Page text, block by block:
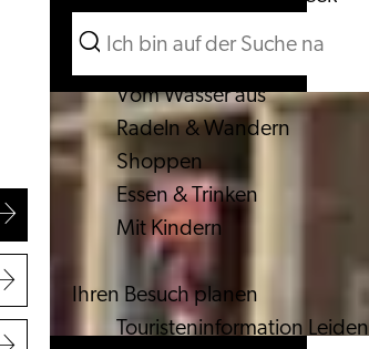
Menü
Suchen
Vom Wasser aus
Radeln & Wandern
Shoppen
Essen & Trinken
Mit Kindern
Ihren Besuch planen
Touristeninformation Leiden
Suchen